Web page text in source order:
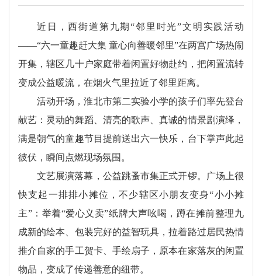
近日，西街道第九期“邻里时光”文明实践活动
——“六一童趣赶大集 童心向善暖邻里”在两宫广场热闹
开集，辖区几十户家庭带着闲置好物赴约，把闲置流转
变成公益暖流，在烟火气里拉近了邻里距离。
活动开场，淮北市第二实验小学的孩子们率先登台
献艺：灵动的舞蹈、清亮的歌声、真诚的情景剧演绎，
满是朝气的童趣节目提前送出六一快乐，台下掌声此起
彼伏，瞬间点燃现场氛围。
文艺展演落幕，公益跳蚤市集正式开锣。广场上很
快支起一排排小摊位，不少辖区小朋友变身“小小摊
主”：举着“爱心义卖”纸牌大声吆喝，蹲在摊前整理九
成新的绘本、包装完好的益智玩具，拉着路过居民热情
推介自家的手工贺卡、手绘扇子，原本在家落灰的闲置
物品，变成了传递善意的纽带。